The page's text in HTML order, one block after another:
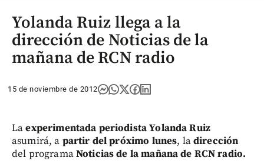
Yolanda Ruiz llega a la
dirección de Noticias de la
mañana de RCN radio
15 de noviembre de 2012
Laexperimentada periodista Yolanda Ruiz
asumirá, a partir del próximo lunes, ladirección
del programaNoticias de la mañana de RCN radio.